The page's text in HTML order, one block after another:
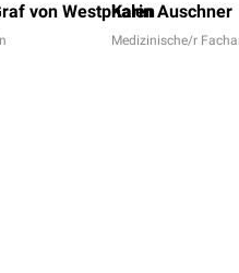
von WestphalenKarin Auschner
Medizinische/r